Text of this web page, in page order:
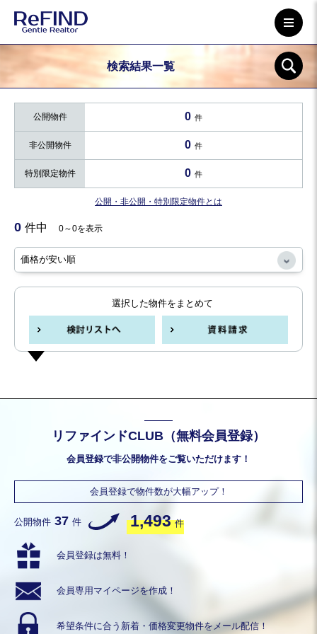
検索結果一覧
公開物件 0 件
非公開物件 0 件
特別限定物件 0 件
公開・非公開・特別限定物件とは
0 件中 0～0を表示
選択した物件をまとめて
リファインドCLUB（無料会員登録）
会員登録で非公開物件をご覧いただけます！
会員登録で物件数が大幅アップ！
公開物件 37 件 1,493 件
会員登録は無料！
会員専用 マイページを作成！
希望条件に合う 新着・価格変更物件をメール配信！